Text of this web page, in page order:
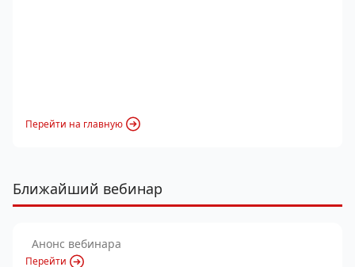
Перейти на главную
Ближайший вебинар
Анонс вебинара
Перейти